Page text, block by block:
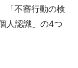
「不審行動の検
人認識」の4つ